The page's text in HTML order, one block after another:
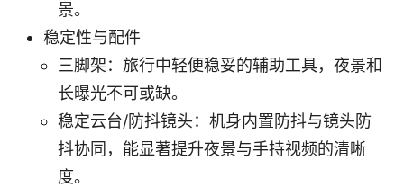
景。
稳定性与配件
三脚架：旅行中轻便稳妥的辅助工具，夜景和
长曝光不可或缺。
稳定云台/防抖镜头：机身内置防抖与镜头防
抖协同，能显著提升夜景与手持视频的清晰
度。